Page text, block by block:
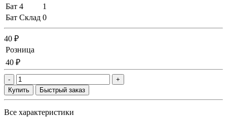
Бат 4
1
Бат Склад 0
40 ₽
Розница
40 ₽
-
+
Купить
Быстрый заказ
Все характеристики